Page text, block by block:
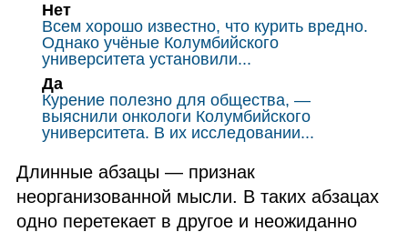
Нет
Всем хорошо известно, что курить вредно.
Однако учёные Колумбийского
университета установили...
Да
Курение полезно для общества, —
выяснили онкологи Колумбийского
университета. В их исследовании...
Длинные абзацы — признак
неорганизованной мысли. В таких абзацах
одно перетекает в другое и неожиданно